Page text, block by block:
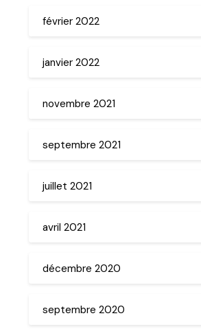
février 2022
janvier 2022
novembre 2021
septembre 2021
juillet 2021
avril 2021
décembre 2020
septembre 2020